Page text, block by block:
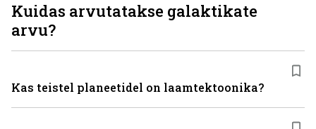
Kuidas arvutatakse galaktikate
arvu?
Kas teistel planeetidel on laamtektoonika?